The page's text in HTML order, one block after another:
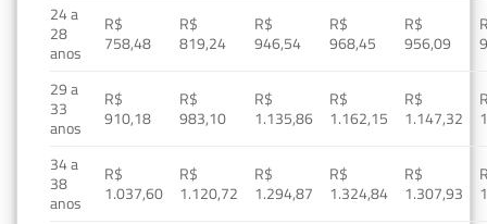
24 a
28
anos
R$
758,48
R$
819,24
R$
946,54
R$
968,45
R$
956,09
29 a
33
anos
R$
910,18
R$
983,10
R$
1.135,86
R$
1.162,15
R$
1.147,32
34 a
38
anos
R$
1.037,60
R$
1.120,72
R$
1.294,87
R$
1.324,84
R$
1.307,93